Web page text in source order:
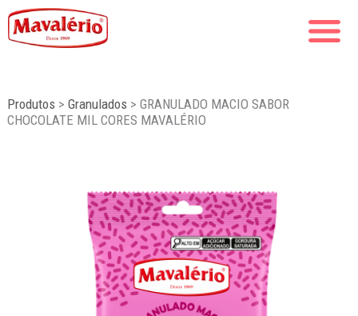
Produtos > Granulados > GRANULADO MACIO SABOR
CHOCOLATE MIL CORES MAVALÉRIO